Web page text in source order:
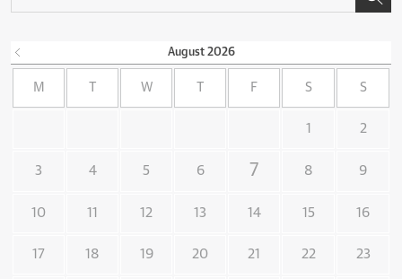
August 2026
M W F S S
1 2
3 4 5 6 7 8 9
10 11 12 13 14 15 16
17 18 19 20 21 22 23